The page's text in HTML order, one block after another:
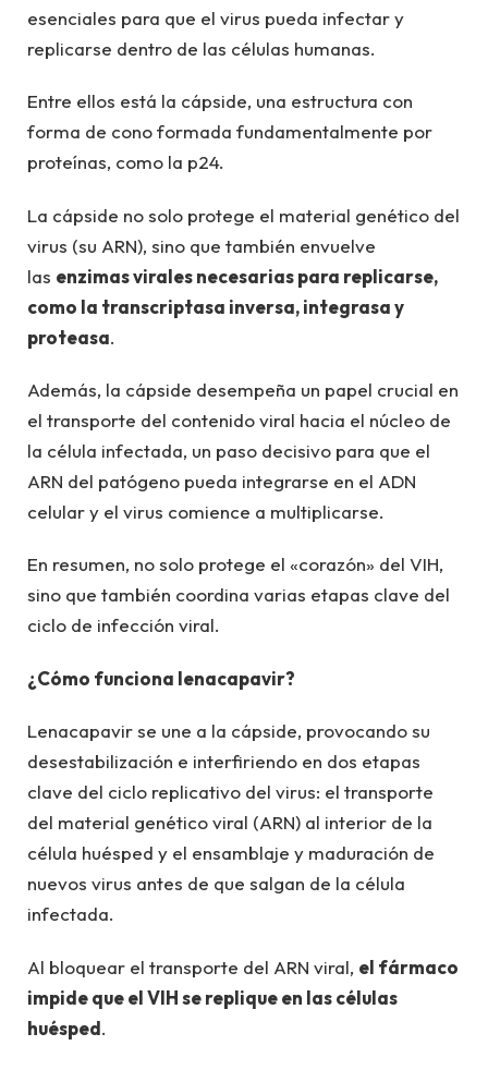
esenciales para que el virus pueda infectar y
replicarse dentro de las células humanas.
Entre ellos está la cápside, una estructura con
forma de cono formada fundamentalmente por
proteínas, como la p24.
La cápside no solo protege el material genético del
virus (su ARN), sino que también envuelve
las enzimas virales necesarias para replicarse,
como la transcriptasa inversa, integrasa y
proteasa.
Además, la cápside desempeña un papel crucial en
el transporte del contenido viral hacia el núcleo de
la célula infectada, un paso decisivo para que el
ARN del patógeno pueda integrarse en el ADN
celular y el virus comience a multiplicarse.
En resumen, no solo protege el «corazón» del VIH,
sino que también coordina varias etapas clave del
ciclo de infección viral.
¿Cómo funciona lenacapavir?
Lenacapavir se une a la cápside, provocando su
desestabilización e interfiriendo en dos etapas
clave del ciclo replicativo del virus: el transporte
del material genético viral (ARN) al interior de la
célula huésped y el ensamblaje y maduración de
nuevos virus antes de que salgan de la célula
infectada.
Al bloquear el transporte del ARN viral, el fármaco
impide que el VIH se replique en las células
huésped.